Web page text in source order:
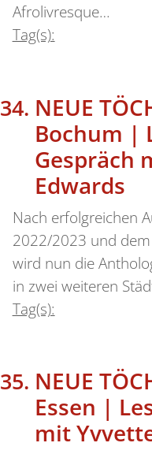
Afrolivresque…
Tag(s):
NEUE
Bochum |
Gespräch
Edwards
Nach erfolgreichen
2022/2023 und
wird nun die
in zwei weiteren
Tag(s):
NEUE
Essen |
mit